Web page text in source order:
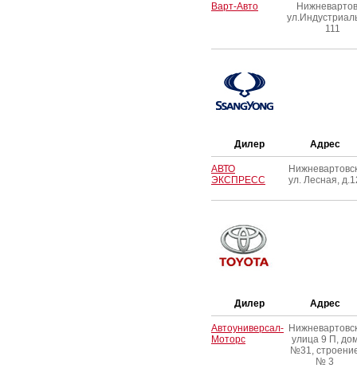
Варт-Авто
111
Дилер Адрес
АВТО
ЭКСПРЕСС
ул. Лесная,
Дилер Адрес
Автоуниверсал-
Моторс
улица 9 П,
№31,
№ 3